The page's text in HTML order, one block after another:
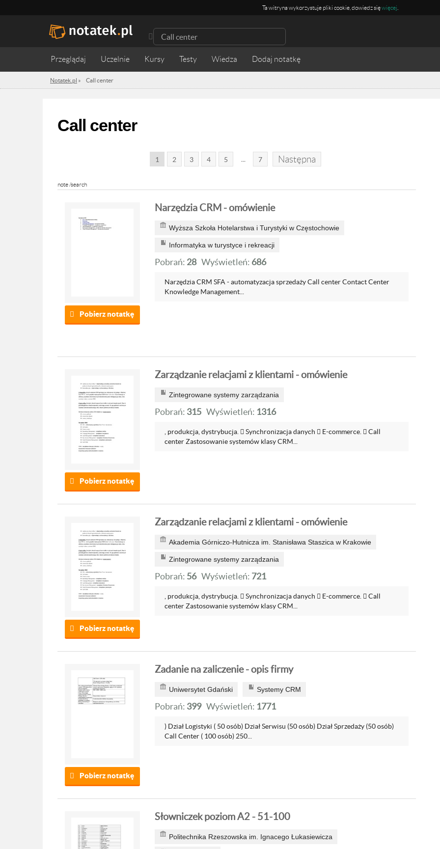
Ta witryna wykorzystuje pliki cookie, dowiedz sięwięcej
Przeglądaj Uczelnie Kursy Testy Wiedza
Notatek.pl » Call center
Call center
1 2 3 4 5 7 Następna
note /search
Pobierz notatkę
Narzędzia CRM - omówienie
Wyższa Szkoła Hotelarstwa i Turystyki w Częstochowie
Informatyka w turystyce i rekreacji
Pobrań: 28 Wyświetleń: 686
Narzędzia CRM SFA - automatyzacja sprzedaży Call center Contact Center
Knowledge Management...
Pobierz notatkę
Zarządzanie relacjami z klientami - omówienie
Zintegrowane systemy zarządzania
Pobrań: 315 Wyświetleń: 1316
, produkcja, dystrybucja.  Synchronizacja danych  E-commerce.  Call
center Zastosowanie systemów klasy CRM...
Pobierz notatkę
Zarządzanie relacjami z klientami - omówienie
Akademia Górniczo-Hutnicza im. Stanisława Staszica w Krakowie
Zintegrowane systemy zarządzania
Pobrań: 56 Wyświetleń: 721
, produkcja, dystrybucja.  Synchronizacja danych  E-commerce.  Call
center Zastosowanie systemów klasy CRM...
Pobierz notatkę
Zadanie na zaliczenie - opis firmy
Uniwersytet Gdański Systemy CRM
Pobrań: 399 Wyświetleń: 1771
) Dział Logistyki ( 50 osób) Dział Serwisu (50 osób) Dział Sprzedaży (50 osób)
Call Center ( 100 osób) 250...
Słowniczek poziom A2 - 51-100
Politechnika Rzeszowska im. Ignacego Łukasiewicza